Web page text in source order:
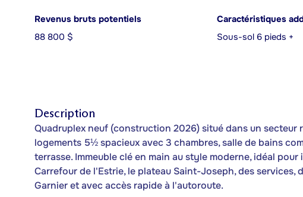
Revenus bruts potentiels
88 800 $
Caractéristiques
Sous-sol 6 pieds +
Description
Quadruplex neuf (construction 2026) situé dans un secteur
logements 5½ spacieux avec 3 chambres, salle de bains
terrasse. Immeuble clé en main au style moderne, idéal
Carrefour de l'Estrie, le plateau Saint-Joseph, des
Garnier et avec accès rapide à l'autoroute.